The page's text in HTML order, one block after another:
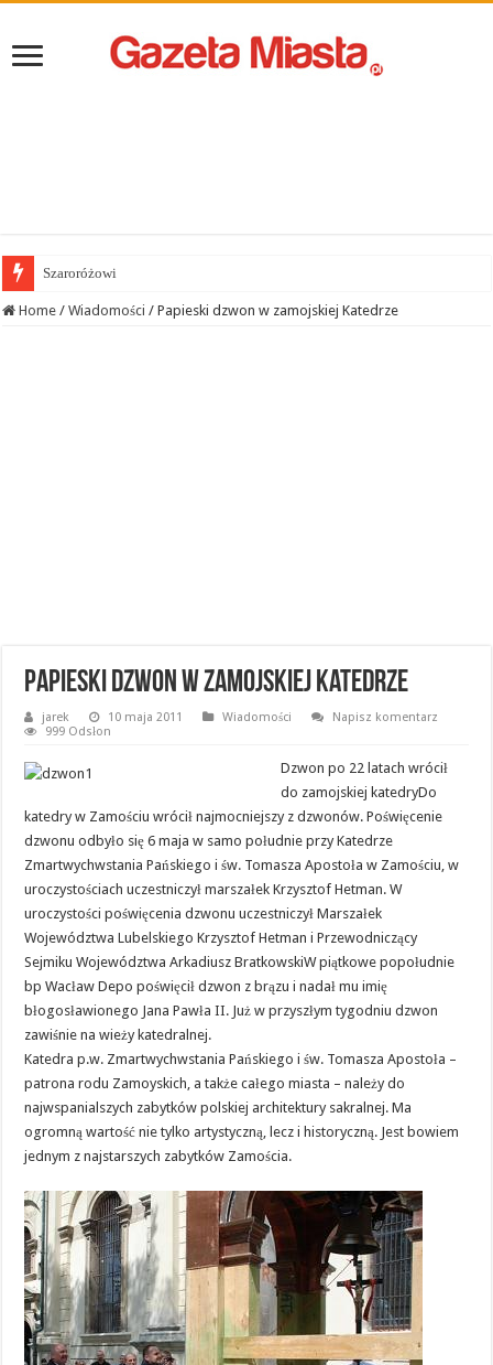
Szaroróżowi
Home / Wiadomości / Papieski dzwon w zamojskiej Katedrze
Papieski dzwon w zamojskiej Katedrze
jarek 10 maja 2011 Wiadomości
Napisz komentarz
999 Odsłon
Dzwon po 22 latach wrócił
do zamojskiej katedryDo
katedry w Zamościu wrócił najmocniejszy z dzwonów. Poświęcenie
dzwonu odbyło się 6 maja w samo południe przy Katedrze
Zmartwychwstania Pańskiego i św. Tomasza Apostoła w Zamościu, w
uroczystościach uczestniczył marszałek Krzysztof Hetman.W
uroczystości poświęcenia dzwonu uczestniczył Marszałek
Województwa Lubelskiego Krzysztof Hetman i Przewodniczący
Sejmiku Województwa Arkadiusz BratkowskiW piątkowe popołudnie
bp Wacław Depo poświęcił dzwon z brązu i nadał mu imię
błogosławionego Jana Pawła II. Już w przyszłym tygodniu dzwon
zawiśnie na wieży katedralnej.
Katedra p.w. Zmartwychwstania Pańskiego i św. Tomasza Apostoła –
patrona rodu Zamoyskich, a także całego miasta – należy do
najwspanialszych zabytków polskiej architektury sakralnej. Ma
ogromną wartość nie tylko artystyczną, lecz i historyczną. Jest bowiem
jednym z najstarszych zabytków Zamościa.